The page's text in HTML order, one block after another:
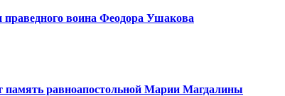
праведного воина Феодора Ушакова
память равноапостольной Марии Магдалины